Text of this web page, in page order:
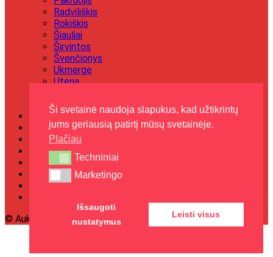
Radviliškis
Rokiškis
Šiauliai
Širvintos
Švenčionys
Ukmergė
Utena
Zarasai
Įdomu
Kultūra
Kriminalai
Laisvalaikis
Naujienos
Politika
Sportas
© Aukštaitijos gidas
Ši svetainė naudoja slapukus, kad užtikrintų
jums geriausią patirtį mūsų svetainėje.
Plačiau
TechniniaiTechniniai
MarketingoMarketingo
Išsaugoti
nustatymus
Leisti visus